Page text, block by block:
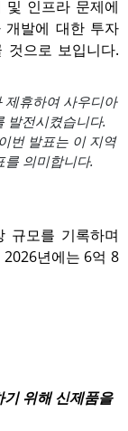
인프라 문제에
개발에 대한 투자
으로 보입니다.
제휴하여 사우디아
발전시켰습니다.
번 발표는 이 지역
를 의미합니다.
규모를 기록하며
년에는 6억 8
위해 신제품을